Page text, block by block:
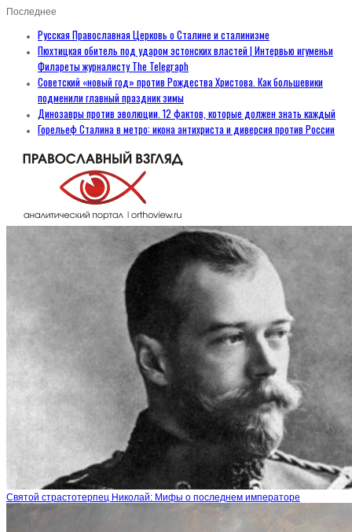
Последнее
Русская Православная Церковь о Сталине и сталинизме
Пюхтицкая обитель под ударом эстонских властей | Интервью игуменьи
Филареты журналисту The Telegraph
Советский «новый год» против Рождества Христова. Как большевики
подменили главный праздник зимы
Динозавры против эволюции. 12 фактов, которые должен знать каждый
Горельеф Сталина в метро: икона антихриста и диверсия против России
Святой страстотерпец Николай: Мифы о последнем императоре